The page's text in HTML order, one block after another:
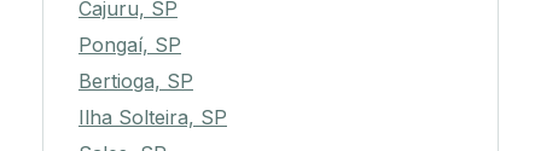
Cajuru, SP
Pongaí, SP
Bertioga, SP
Ilha Solteira, SP